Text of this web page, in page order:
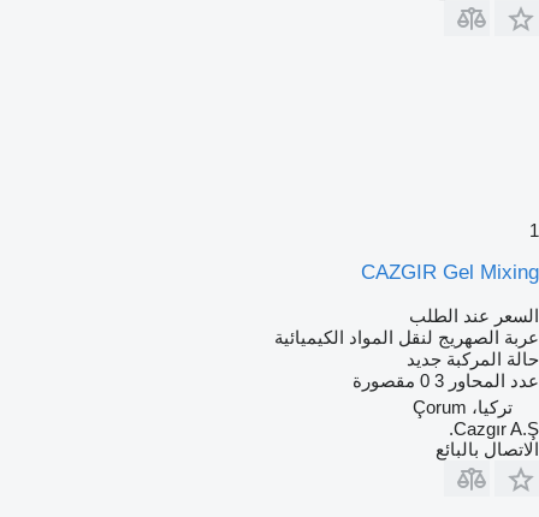
1
CAZGIR Gel Mixing
السعر عند الطلب
عربة الصهريج لنقل المواد الكيميائية
حالة المركبة جديد
عدد المحاور 3 0 مقصورة
تركيا، Çorum
Cazgır A.Ş.
الاتصال بالبائع